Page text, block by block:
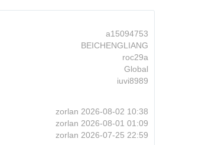
a15094753
BEICHENGLIANG
roc29a
Global
iuvi8989
zorlan 2026-08-02 10:38
zorlan 2026-08-01 01:09
zorlan 2026-07-25 22:59